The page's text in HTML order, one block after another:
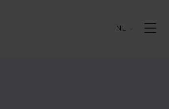
NL